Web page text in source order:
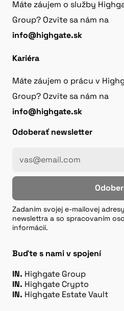
Máte záujem o služby
Group? Ozvite sa nám na
info@highgate.sk
Kariéra
Máte záujem o prácu v
Group? Ozvite sa nám na
info@highgate.sk
Odoberať newsletter
Zadaním svojej e-mailovej
newslettra a so spracovaním
informácií.
Buďte s nami v spojení
IN. Highgate Group
IN. Highgate Crypto
IN. Highgate Estate Vault